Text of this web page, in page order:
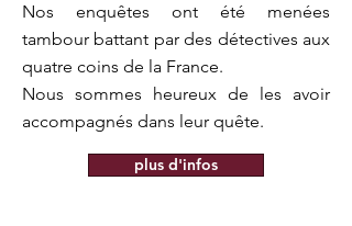
Nos enquêtes ont été menées
tambour battant par des détectives aux
quatre coins de la France.
Nous sommes heureux de les avoir
accompagnés dans leur quête.
plus d'infos